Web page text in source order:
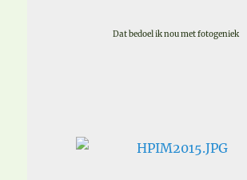
Dat bedoel ik nou met fotogeniek